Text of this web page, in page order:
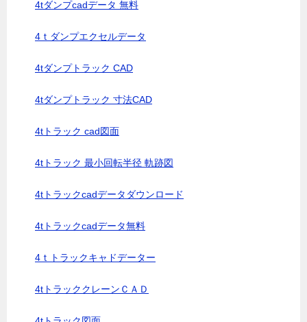
4tダンプcadデータ 無料
4ｔダンプエクセルデータ
4tダンプトラック CAD
4tダンプトラック 寸法CAD
4tトラック cad図面
4tトラック 最小回転半径 軌跡図
4tトラックcadデータダウンロード
4tトラックcadデータ無料
4ｔトラックキャドデーター
4tトラッククレーンＣＡＤ